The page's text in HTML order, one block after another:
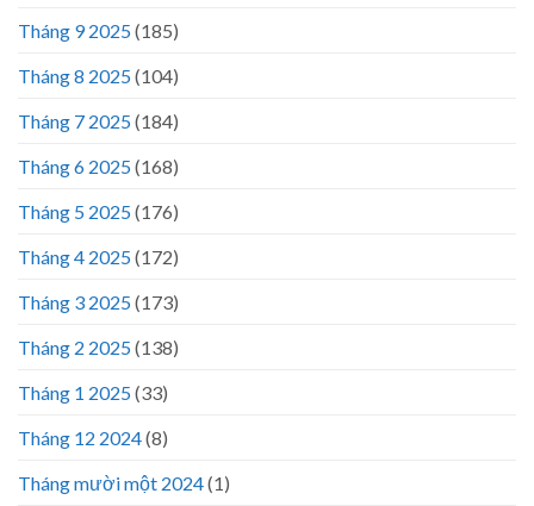
Tháng 9 2025(185)
Tháng 8 2025(104)
Tháng 7 2025(184)
Tháng 6 2025(168)
Tháng 5 2025(176)
Tháng 4 2025(172)
Tháng 3 2025(173)
Tháng 2 2025(138)
Tháng 1 2025(33)
Tháng 12 2024(8)
Tháng mười một 2024(1)